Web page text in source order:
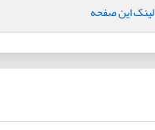
لینک این صفحه